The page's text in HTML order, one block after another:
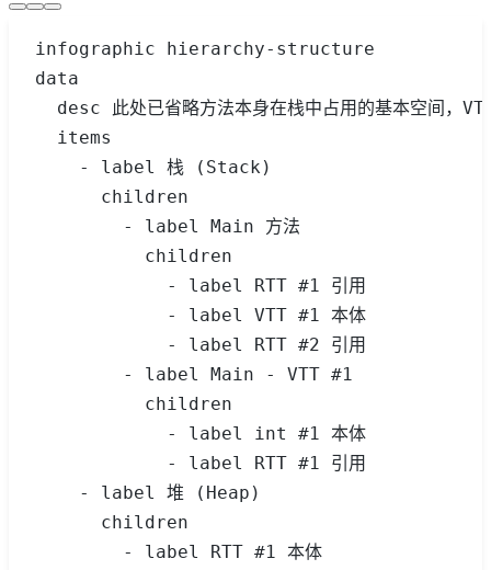
    }
}
infographic hierarchy-structure
data
desc 此处已省略方法本身在栈中占用的基本空
  items
    - label 栈 (Stack)
      children
        - label Main 方法
          children
            - label RTT #1 引用
            - label VTT #1 本体
            - label RTT #2 引用
        - label Main - VTT #1
          children
            - label int #1 本体
            - label RTT #1 引用
    - label 堆 (Heap)
      children
        - label RTT #1 本体